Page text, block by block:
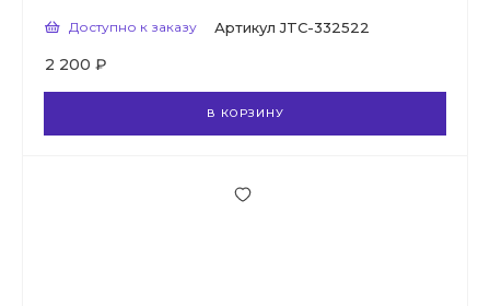
Доступно к заказу Артикул JTC-332522
2 200 ₽
В КОРЗИНУ